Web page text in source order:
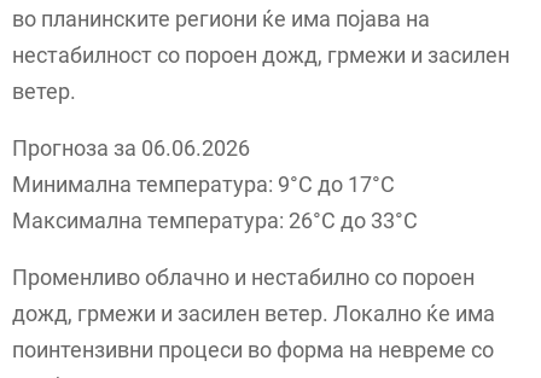
во планинските региони ќе има појава на
нестабилност со пороен дожд, грмежи и засилен
ветер.
Прогноза за 06.06.2026
Минимална температура: 9°C до 17°C
Максимална температура: 26°C до 33°C
Променливо облачно и нестабилно со пороен
дожд, грмежи и засилен ветер. Локално ќе има
поинтензивни процеси во форма на невреме со